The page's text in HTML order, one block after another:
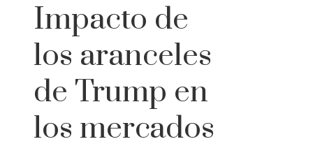
Impacto de
los aranceles
de Trump en
los mercados